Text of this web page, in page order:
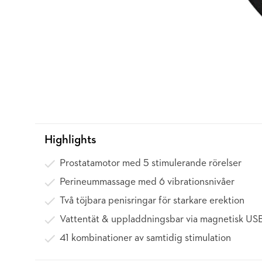
Highlights
Prostatamotor med 5 stimulerande rörelser
Perineummassage med 6 vibrationsnivåer
Två töjbara penisringar för starkare erektion
Vattentät & uppladdningsbar via magnetisk
41 kombinationer av samtidig stimulation